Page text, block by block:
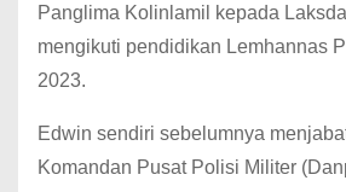
Panglima Kolinlamil kepada
mengikuti pendidikan Lemhannas
2023.
Edwin sendiri sebelumnya
Komandan Pusat Polisi Militer